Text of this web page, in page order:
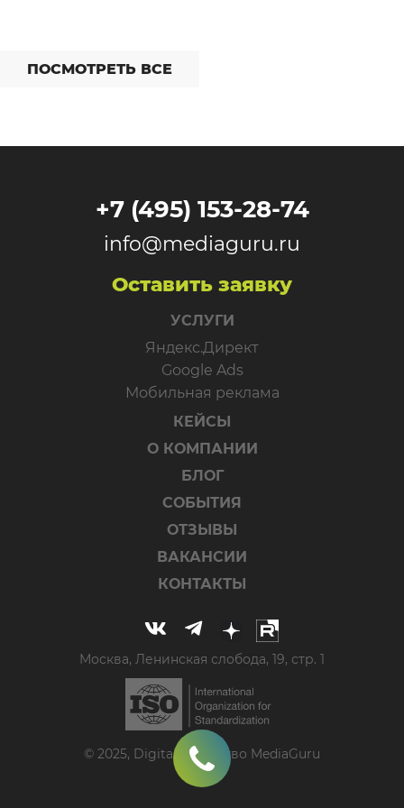
ПОСМОТРЕТЬ ВСЕ
+7 (495) 153-28-74
info@mediaguru.ru
Оставить заявку
УСЛУГИ
Яндекс.Директ
Google Ads
Мобильная реклама
КЕЙСЫ
О КОМПАНИИ
БЛОГ
СОБЫТИЯ
ОТЗЫВЫ
ВАКАНСИИ
КОНТАКТЫ
Москва, Ленинская слобода, 19, стр. 1
© 2025, Digital-агентство MediaGuru